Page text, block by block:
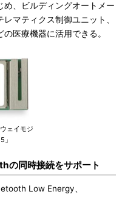
め、ビルディングオートメー
マティクス制御ユニット、
医療機器に活用できる。
ェイモジ
」
の同時接続をサポート
Low Energy、